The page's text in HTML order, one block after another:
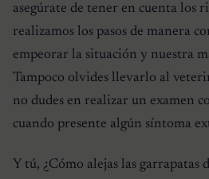
asegúrate de tener en cuenta los
realizamos los pasos de manera
empeorar la situación y nuestra
Tampoco olvides llevarlo al
no dudes en realizar un examen
cuando presente algún síntoma
Y tú, ¿Cómo alejas las garrapatas